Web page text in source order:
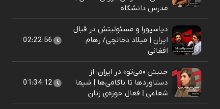
مدرس دانشگاه
دیاسپورا و مسئولیتش در قبال
ایران | میلاد دخانچی/ رهام
افغانی
02:22:56
جنبش «می‌تو» در ایران: از
دستاوردها تا ناکامی‌ها | شیما
شعاعی | فعال حوزه‌ی زنان
01:34:12